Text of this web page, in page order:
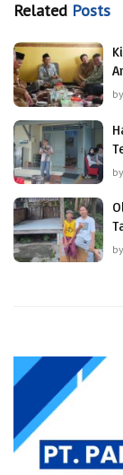
Related Posts
by
by
by